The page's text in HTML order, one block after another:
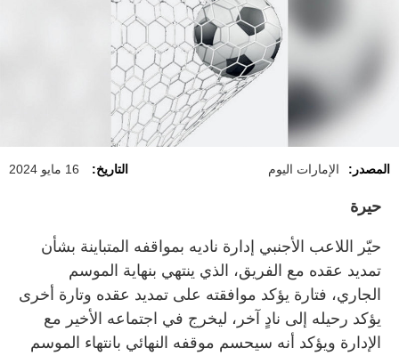
المصدر: الإمارات اليوم التاريخ: 16 مايو 2024
حيرة
حيّر اللاعب الأجنبي إدارة ناديه بمواقفه المتباينة بشأن
تمديد عقده مع الفريق، الذي ينتهي بنهاية الموسم
الجاري، فتارة يؤكد موافقته على تمديد عقده وتارة أخرى
يؤكد رحيله إلى نادٍ آخر، ليخرج في اجتماعه الأخير مع
الإدارة ويؤكد أنه سيحسم موقفه النهائي بانتهاء الموسم